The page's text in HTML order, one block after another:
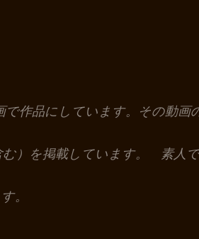
で作品にしています。その動
）を掲載しています。 素人
。